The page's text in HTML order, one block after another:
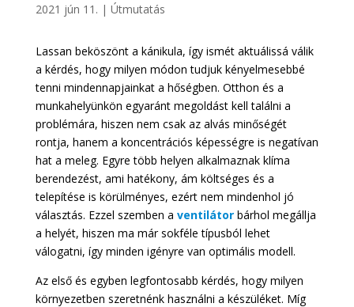
2021 jún 11. | Útmutatás
Lassan beköszönt a kánikula, így ismét aktuálissá válik
a kérdés, hogy milyen módon tudjuk kényelmesebbé
tenni mindennapjainkat a hőségben. Otthon és a
munkahelyünkön egyaránt megoldást kell találni a
problémára, hiszen nem csak az alvás minőségét
rontja, hanem a koncentrációs képességre is negatívan
hat a meleg. Egyre több helyen alkalmaznak klíma
berendezést, ami hatékony, ám költséges és a
telepítése is körülményes, ezért nem mindenhol jó
választás. Ezzel szemben a ventilátorbárhol megállja
a helyét, hiszen ma már sokféle típusból lehet
válogatni, így minden igényre van optimális modell.
Az első és egyben legfontosabb kérdés, hogy milyen
környezetben szeretnénk használni a készüléket. Míg